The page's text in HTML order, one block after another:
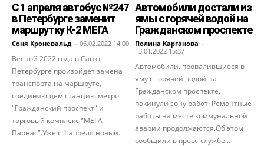
С 1 апреля автобус №247
в Петербурге заменит
маршрутку К-2 МЕГА
Соня Кроневальд - 06.02.2022 14:00
Весной 2022 года в Санкт-
Петербурге произойдет замена
транспорта на маршруте,
соединяющем станцию метро
"Гражданский проспект" и
торговый комплекс "МЕГА
Парнас".Уже с 1 апреля новый...
Автомобили достали из
ямы с горячей водой на
Гражданском проспекте
Полина Карганова -
13.01.2022 15:37
Автомобили, провалившиеся в
яму с горячей водой на
Гражданском проспекте,
покинули зону работ. Ремонтные
работы на месте коммунальной
аварии продолжаются.Об этом
сообщили в пресс-службе...